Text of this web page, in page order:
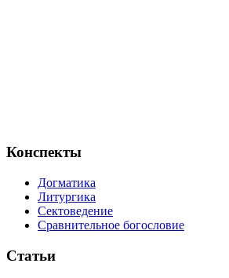
Конспекты
Догматика
Литургика
Сектоведение
Сравнительное богословие
Статьи